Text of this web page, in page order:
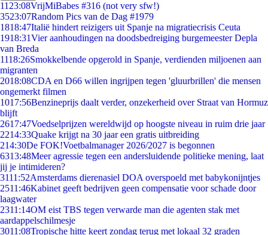
11 23:08VrijMiBabes #316 (not very sfw!)
3523:07Random Pics van de Dag #1979
1818:47Italië hindert reizigers uit Spanje na migratiecrisis Ceuta
1918:31Vier aanhoudingen na doodsbedreiging burgemeester Depla
van Breda
1118:26Smokkelbende opgerold in Spanje, verdienden miljoenen aan
migranten
2018:08CDA en D66 willen ingrijpen tegen 'gluurbrillen' die mensen
ongemerkt filmen
1017:56Benzineprijs daalt verder, onzekerheid over Straat van Hormuz
blijft
2617:47Voedselprijzen wereldwijd op hoogste niveau in ruim drie jaar
2214:33Quake krijgt na 30 jaar een gratis uitbreiding
214:30De FOK!Voetbalmanager 2026/2027 is begonnen
6313:48Meer agressie tegen een andersluidende politieke mening, laat
jij je intimideren?
3111:52Amsterdams dierenasiel DOA overspoeld met babykonijntjes
2511:46Kabinet geeft bedrijven geen compensatie voor schade door
laagwater
2311:14OM eist TBS tegen verwarde man die agenten stak met
aardappelschilmesje
3011:08Tropische hitte keert zondag terug met lokaal 32 graden